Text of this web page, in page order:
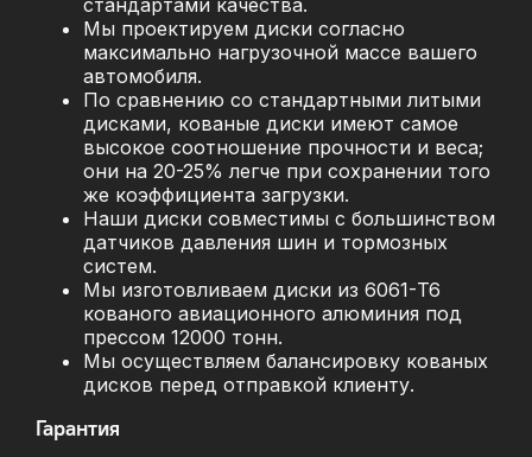
Мы проектируем диски согласно
максимально нагрузочной массе вашего
автомобиля.
По сравнению со стандартными литыми
дисками, кованые диски имеют самое
высокое соотношение прочности и веса;
они на 20-25% легче при сохранении того
же коэффициента загрузки.
Наши диски совместимы с большинством
датчиков давления шин и тормозных
систем.
Мы изготовливаем диски из 6061-T6
кованого авиационного алюминия под
прессом 12000 тонн.
Мы осуществляем балансировку кованых
дисков перед отправкой клиенту.
Гарантия